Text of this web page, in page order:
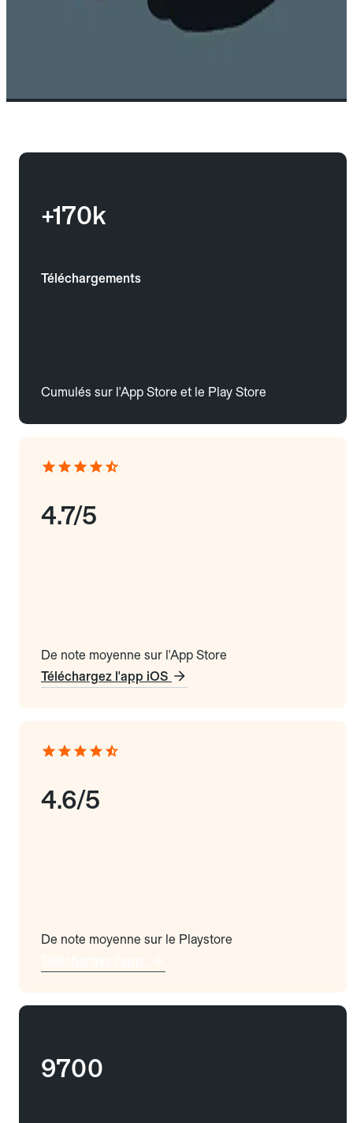
+170k
Téléchargements
Cumulés sur l'App Store et le Play Store
4.7/5
De note moyenne sur l'App Store
Téléchargez l'app iOS
4.6/5
De note moyenne sur le Playstore
9700